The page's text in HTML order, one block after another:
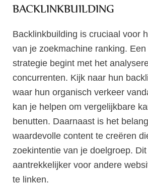
BACKLINKBUILDING
Backlinkbuilding is cruciaal voor
van je zoekmachine ranking.
strategie begint met het
concurrenten. Kijk naar hun
waar hun organisch verkeer
kan je helpen om vergelijkbare
benutten. Daarnaast is het
waardevolle content te creëren
zoekintentie van je doelgroep.
aantrekkelijker voor andere
te linken.